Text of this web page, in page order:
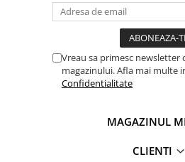
Vreau sa primesc newsletter
magazinului. Afla mai multe
Confidentialitate
MAGAZINUL
CLIENTI